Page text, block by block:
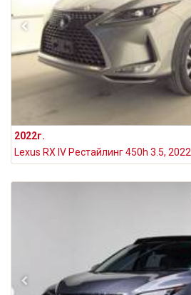
2022г.
Lexus RX IV Рестайлинг 450h 3.5, 2022